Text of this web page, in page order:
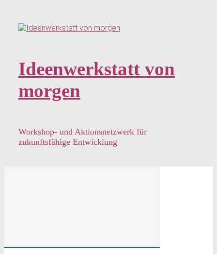
springen
Ideenwerkstatt von
morgen
Workshop- und Aktionsnetzwerk für
zukunftsfähige Entwicklung